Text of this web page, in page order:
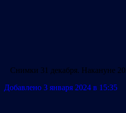
Снимки 31 декабря. Накануне
Добавлено 3 января 2024 в 15:35